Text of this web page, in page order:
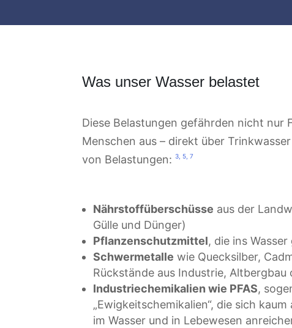
Was unser Wasser belastet
Diese Belastungen gefährden nicht nur
Menschen aus – direkt über
von Belastungen:3, 5,7
Nährstoffüberschüsse aus der
Gülle und Dünger)
Pflanzenschutzmittel, die ins Wasser
Schwermetalle wie Quecksilber,
Rückstände aus Industrie, Altbergbau
Industriechemikalien wie PFAS,
„Ewigkeitschemikalien“, die sich
im Wasser und in Lebewesen